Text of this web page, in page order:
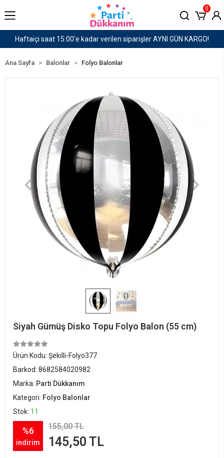
1500 TL ve Üzeri Kargo Ücretsiz!
0
Ana Sayfa Balonlar Folyo Balonlar
Siyah Gümüş Disko Topu Folyo Balon (55 cm)
Ürün Kodu: Şekilli-Folyo377
Barkod: 8682584020982
Marka: Parti Dükkanım
Kategori: Folyo Balonlar
Stok: 11
%6
indirim
155,00 TL
145,50 TL